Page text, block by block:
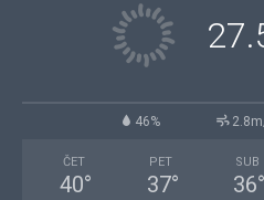
46%
ČET
40°
PET
37°
SUB
36°